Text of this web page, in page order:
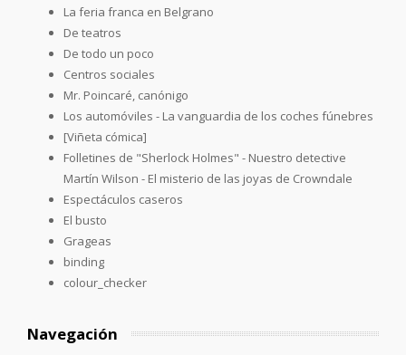
La feria franca en Belgrano
De teatros
De todo un poco
Centros sociales
Mr. Poincaré, canónigo
Los automóviles - La vanguardia de los coches fúnebres
[Viñeta cómica]
Folletines de "Sherlock Holmes" - Nuestro detective
Martín Wilson - El misterio de las joyas de Crowndale
Espectáculos caseros
El busto
Grageas
binding
colour_checker
Navegación